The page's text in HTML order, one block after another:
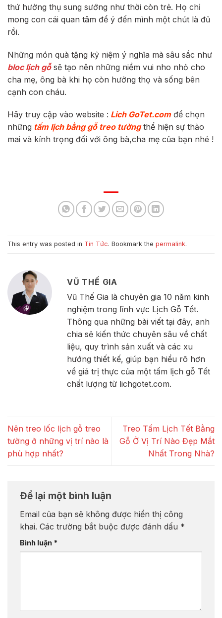
thứ hưởng thụ sung sướng như thời còn trẻ. Họ chỉ
mong con cái quan tâm để ý đến mình một chút là đủ
rồi.
Những món quà tặng kỷ niệm ý nghĩa mà sâu sắc như
bloc lịch gỗsẽ tạo nên những niềm vui nho nhỏ cho
cha mẹ, ông bà khi họ còn hưởng thọ và sống bên
cạnh con cháu.
Hãy truy cập vào website : Lich GoTet.comđể chọn
những tấm lịch bằng gỗ treo tườngthể hiện sự thảo
mai và kính trọng đối với ông bà,cha mẹ của bạn nhé !
This entry was posted in Tin Tức. Bookmark the permalink.
VŨ THẾ GIA
Vũ Thế Gia là chuyên gia 10 năm kinh
nghiệm trong lĩnh vực Lịch Gỗ Tết.
Thông qua những bài viết tại đây, anh
chia sẻ kiến thức chuyên sâu về chất
liệu, quy trình sản xuất và các xu
hướng thiết kế, giúp bạn hiểu rõ hơn
về giá trị thực của một tấm lịch gỗ Tết
chất lượng từ lichgotet.com.
Nên treo lốc lịch gỗ treo
tường ở những vị trí nào là
phù hợp nhất?
Treo Tấm Lịch Tết Bằng
Gỗ Ở Vị Trí Nào Đẹp Mắt
Nhất Trong Nhà?
Để lại một bình luận
Email của bạn sẽ không được hiển thị công
khai. Các trường bắt buộc được đánh dấu *
Bình luận *